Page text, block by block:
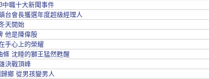
中職十大新聞事件
台會長獲選年度超級經理人
天開始
他是陳偉殷
手心上的榮耀
條 沈睡的獅王猛然甦醒
決戰頂峰
鄉 從男孩變男人